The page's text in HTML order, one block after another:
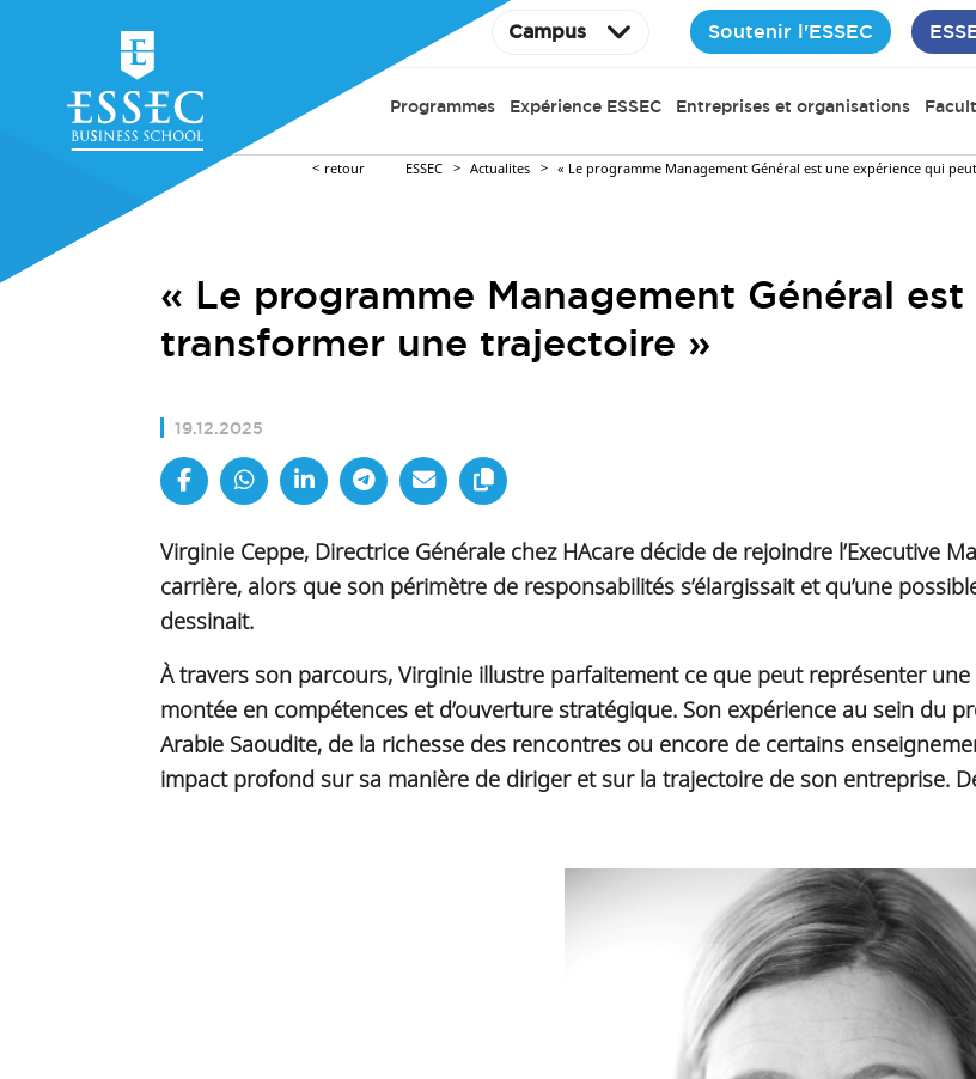
Campus Soutenir l'ESSEC
Programmes Expérience ESSEC Entreprises et organisations
retour ESSEC Actualites « Le programme Management Général est une expérience qui
« Le programme Management Général
transformer une trajectoire »
19.12.2025
Virginie Ceppe, Directrice Générale chez HAcare décide de rejoindre l’Executive
carrière, alors que son périmètre de responsabilités s’élargissait et qu’une
dessinait.
À travers son parcours, Virginie illustre parfaitement ce que peut représenter
montée en compétences et d’ouverture stratégique. Son expérience au sein du
Arabie Saoudite, de la richesse des rencontres ou encore de certains
impact profond sur sa manière de diriger et sur la trajectoire de son entreprise.